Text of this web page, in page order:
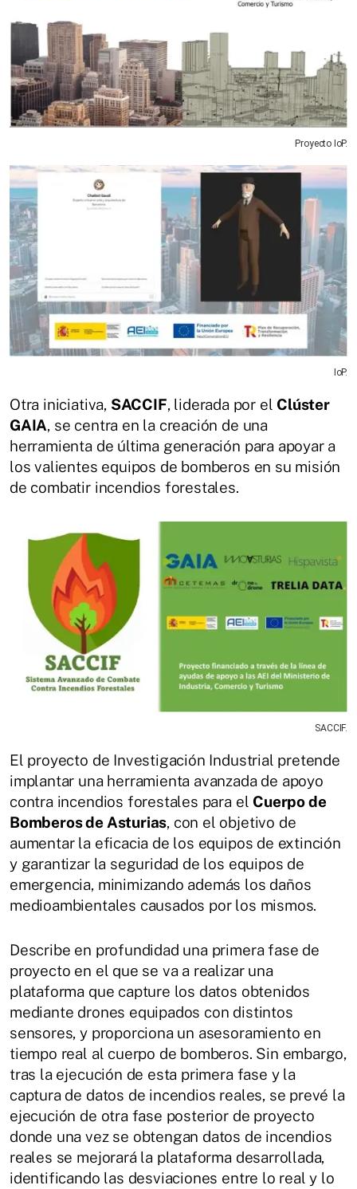
Proyecto IoP.
IoP.
Otra iniciativa, SACCIF, liderada por el Clúster
GAIA, se centra en la creación de una
herramienta de última generación para apoyar a
los valientes equipos de bomberos en su misión
de combatir incendios forestales.
SACCIF.
El proyecto de Investigación Industrial pretende
implantar una herramienta avanzada de apoyo
contra incendios forestales para el Cuerpo de
Bomberos de Asturias, con el objetivo de
aumentar la eficacia de los equipos de extinción
y garantizar la seguridad de los equipos de
emergencia, minimizando además los daños
medioambientales causados por los mismos.
Describe en profundidad una primera fase de
proyecto en el que se va a realizar una
plataforma que capture los datos obtenidos
mediante drones equipados con distintos
sensores, y proporciona un asesoramiento en
tiempo real al cuerpo de bomberos. Sin embargo,
tras la ejecución de esta primera fase y la
captura de datos de incendios reales, se prevé la
ejecución de otra fase posterior de proyecto
donde una vez se obtengan datos de incendios
reales se mejorará la plataforma desarrollada,
identificando las desviaciones entre lo real y lo